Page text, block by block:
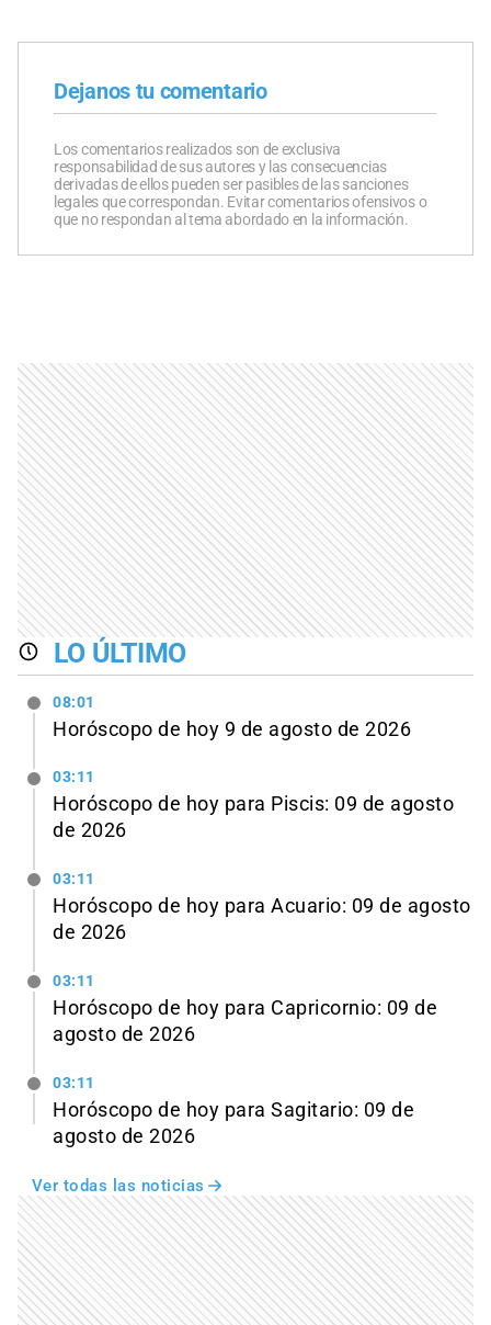
Dejanos tu comentario
Los comentarios realizados son de exclusiva
responsabilidad de sus autores y las consecuencias
derivadas de ellos pueden ser pasibles de las sanciones
legales que correspondan. Evitar comentarios ofensivos o
que no respondan al tema abordado en la información.
LO ÚLTIMO
08:01
Horóscopo de hoy 9 de agosto de 2026
03:11
Horóscopo de hoy para Piscis: 09 de agosto
de 2026
03:11
Horóscopo de hoy para Acuario: 09 de agosto
de 2026
03:11
Horóscopo de hoy para Capricornio: 09 de
agosto de 2026
03:11
Horóscopo de hoy para Sagitario: 09 de
agosto de 2026
Ver todas las noticias